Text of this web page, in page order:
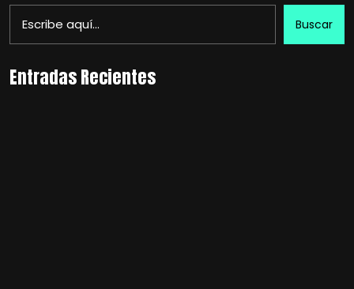
Buscar
Entradas Recientes